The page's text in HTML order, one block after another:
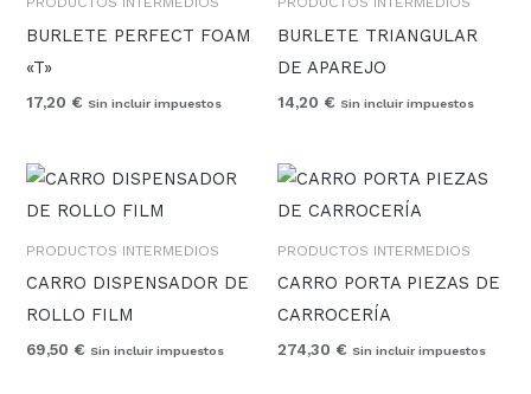
BURLETE PERFECT FOAM
«T»
17,20 € Sin incluir impuestos
BURLETE TRIANGULAR
DE APAREJO
14,20 € Sin incluir impuestos
PRODUCTOS INTERMEDIOS
CARRO DISPENSADOR DE
ROLLO FILM
69,50 € Sin incluir impuestos
PRODUCTOS INTERMEDIOS
CARRO PORTA PIEZAS DE
CARROCERÍA
274,30 € Sin incluir impuestos